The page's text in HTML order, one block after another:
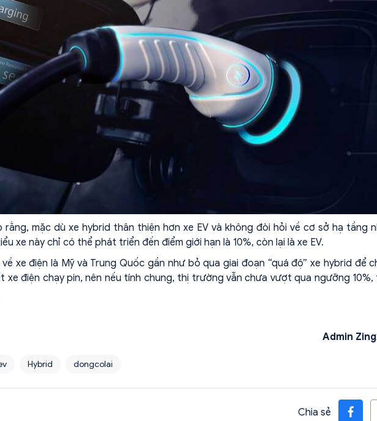
rằng, mặc dù xe hybrid thân thiện hơn xe EV và không đòi hỏi về cơ sở hạ tầng
xe này chỉ có thể phát triển đến điểm giới hạn là 10%, còn lại là xe EV.
xe điện là Mỹ và Trung Quốc gần như bỏ qua giai đoạn “quá độ” xe hybrid để
xe điện chạy pin, nên nếu tính chung, thị trường vẫn chưa vượt qua ngưỡng
Admin
Hybrid dongcolai
Chia sẻ